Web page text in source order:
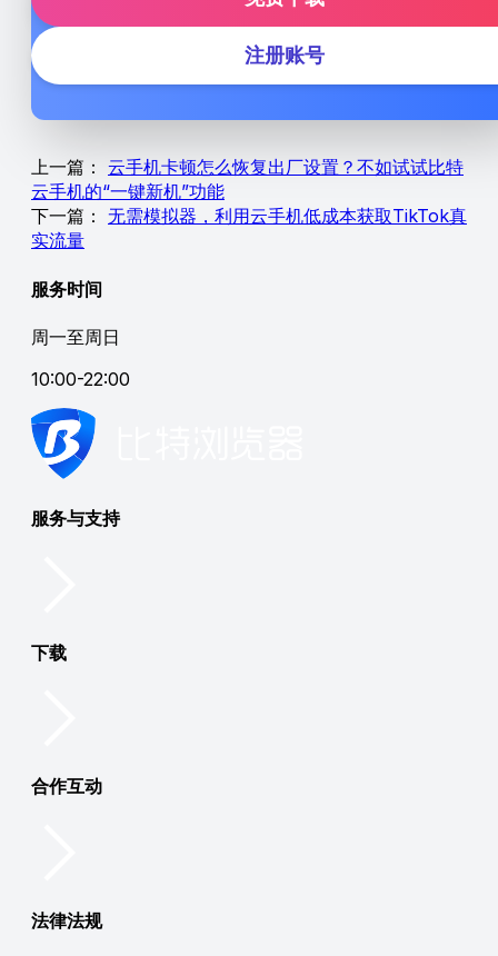
注册账号
上一篇： 云手机卡顿怎么恢复出厂设置？不如试试比特
云手机的“一键新机”功能
下一篇： 无需模拟器，利用云手机低成本获取TikTok真
实流量
服务时间
周一至周日
10:00-22:00
服务与支持
下载
合作互动
法律法规